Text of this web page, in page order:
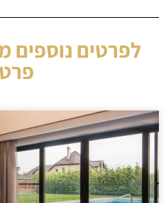
לפרטים נוספים